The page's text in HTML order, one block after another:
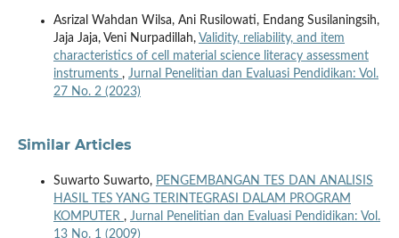
Asrizal Wahdan Wilsa, Ani Rusilowati, Endang Susilaningsih,
Jaja Jaja, Veni Nurpadillah, Validity, reliability, and item
characteristics of cell material science literacy assessment
instruments , Jurnal Penelitian dan Evaluasi Pendidikan: Vol.
27 No. 2 (2023)
Similar Articles
Suwarto Suwarto, PENGEMBANGAN TES DAN ANALISIS
HASIL TES YANG TERINTEGRASI DALAM PROGRAM
KOMPUTER , Jurnal Penelitian dan Evaluasi Pendidikan: Vol.
13 No. 1 (2009)